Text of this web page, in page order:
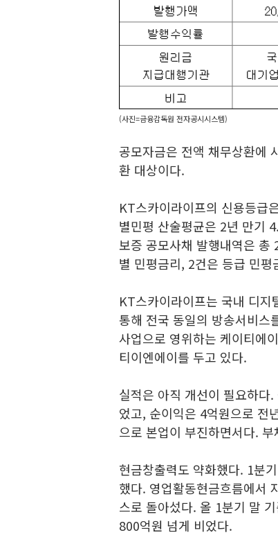
(사진=금융감독원 전자공시시스템)
공모자금은 전액 채무상환에
환 대상이다.
KT스카이라이프의 신용등급
별민평 산술평균은 2년 만기
보증 공모사채 발행내역은
별 민평금리, 2건은 등급 민
KT스카이라이프는 국내 디
통해 전국 동일의 방송서비스
사업으로 영위하는 케이티에
티이엔에이를 두고 있다.
실적은 아직 개선이 필요하
었고, 순이익은 4억원으로 전
으로 본업이 부진하면서다.
현금창출력도 약화했다. 1분
했다. 영업활동현금흐름에서
스로 돌아섰다. 올 1분기 말
800억원 넘게 비었다.